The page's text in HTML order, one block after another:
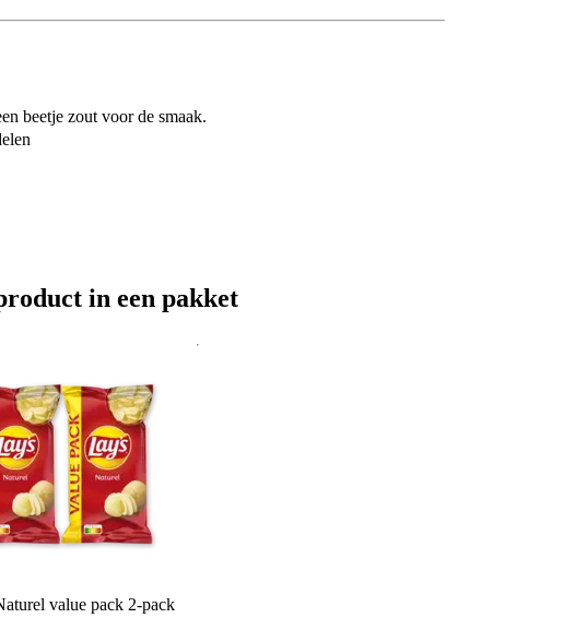
beetje zout voor de smaak.
in een pakket
value pack 2-pack